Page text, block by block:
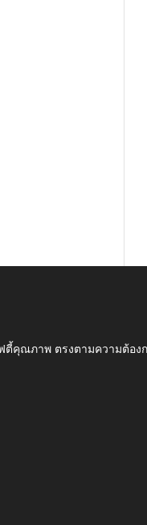
ฟตี้คุณภาพ ตรงตามความต้อ